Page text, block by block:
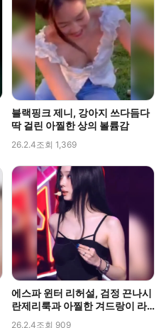
블랙핑크 제니, 강아지 쓰다듬다
딱 걸린 아찔한 상의 볼륨감
26.2.4조회 1,369
에스파 윈터 리허설, 검정 끈나시
란제리룩과 아찔한 겨드랑이 라
26.2.4조회 909